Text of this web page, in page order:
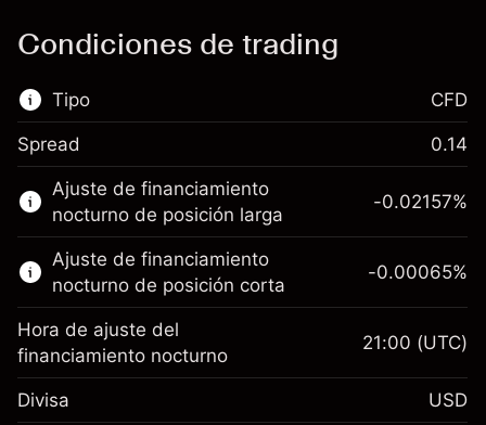
Condiciones de trading
Tipo
Este mercado financiero está disponible para
hacer trading con CFD.
Obtén más información sobre:
CFD
CFD
Spread 0.14
Ajuste de financiamiento
nocturno de posición larga
$1,000.00
-0.02157%
Ajuste de financiamiento
nocturno de posición corta
-0.00065%
Hora de ajuste del
financiamiento nocturno
21:00 (UTC)
Divisa USD